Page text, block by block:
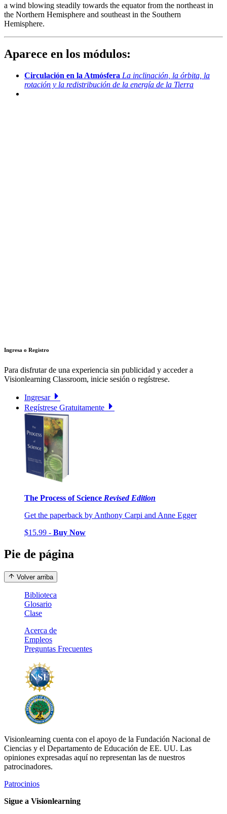
a wind blowing steadily towards the equator from the northeast in
the Northern Hemisphere and southeast in the Southern
Hemisphere.
Aparece en los módulos:
Circulación en la Atmósfera La inclinación, la órbita, la
rotación y la redistribución de la energía de la Tierra
Ingresa o Registro
Para disfrutar de una experiencia sin publicidad y acceder a
Visionlearning Classroom, inicie sesión o regístrese.
Ingresar
Regístrese Gratuitamente
The Process of Science Revised Edition
Get the paperback by Anthony Carpi and Anne Egger
$15.99 - Buy Now
Pie de página
Volver arriba
Biblioteca
Glosario
Clase
Acerca de
Empleos
Preguntas Frecuentes
Visionlearning cuenta con el apoyo de la Fundación Nacional de
Ciencias y el Departamento de Educación de EE. UU. Las
opiniones expresadas aquí no representan las de nuestros
patrocinadores.
Patrocinios
Sigue a Visionlearning